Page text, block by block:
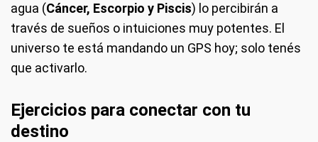
agua (Cáncer, Escorpio y Piscis) lo percibirán a
través de sueños o intuiciones muy potentes. El
universo te está mandando un GPS hoy; solo tenés
que activarlo.
Ejercicios para conectar con tu
destino